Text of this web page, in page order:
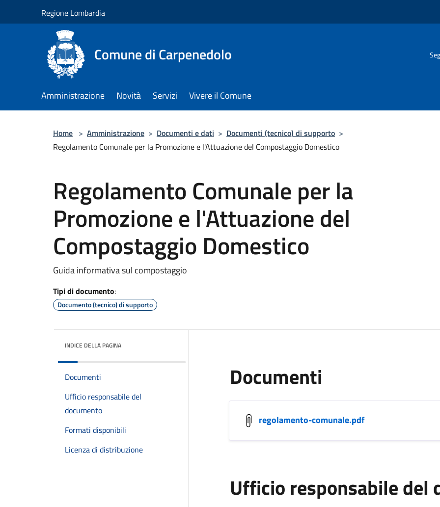
Regione Lombardia
Comune di Carpenedolo
Amministrazione Novità Servizi Vivere il Comune
Home > Amministrazione > Documenti e dati > Documenti (tecnico) di supporto >
Regolamento Comunale per la Promozione e l'Attuazione del Compostaggio Domestico
Regolamento Comunale per la
Promozione e l'Attuazione del
Compostaggio Domestico
Guida informativa sul compostaggio
Tipi di documento:
Documento (tecnico) di supporto
INDICE DELLA PAGINA
Documenti
Ufficio responsabile del
documento
Formati disponibili
Licenza di distribuzione
Documenti
regolamento-comunale.pdf
Ufficio responsabile del